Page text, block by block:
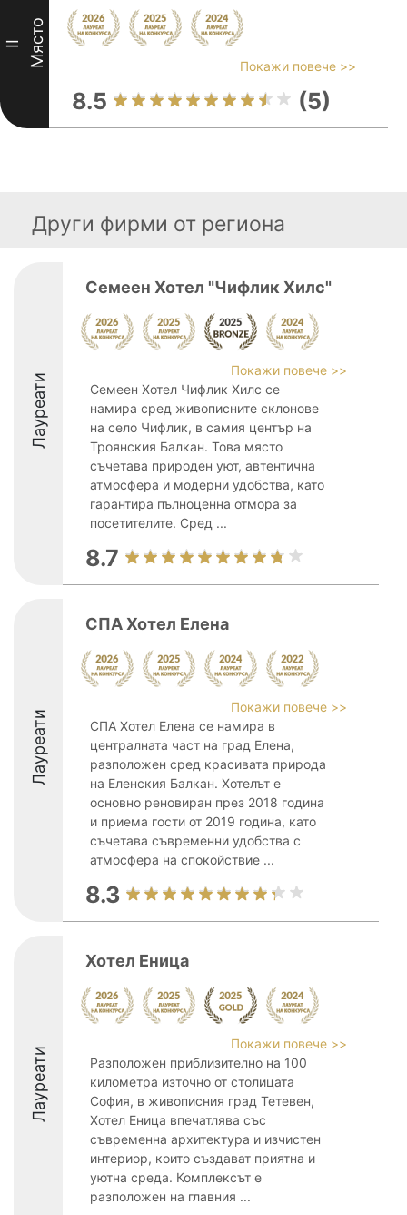
II Място Покажи повече >>
8.5 (5)
Други фирми от региона
Лауреати
Семеен Хотел "Чифлик Хилс"
Покажи повече >>
Семеен Хотел Чифлик Хилс се
намира сред живописните склонове
на село Чифлик, в самия център на
Троянския Балкан. Това място
съчетава природен уют, автентична
атмосфера и модерни удобства, като
гарантира пълноценна отмора за
посетителите. Сред ...
8.7
Лауреати
СПА Хотел Елена
Покажи повече >>
СПА Хотел Елена се намира в
централната част на град Елена,
разположен сред красивата природа
на Еленския Балкан. Хотелът е
основно реновиран през 2018 година
и приема гости от 2019 година, като
съчетава съвременни удобства с
атмосфера на спокойствие ...
8.3
Лауреати
Хотел Еница
Покажи повече >>
Разположен приблизително на 100
километра източно от столицата
София, в живописния град Тетевен,
Хотел Еница впечатлява със
съвременна архитектура и изчистен
интериор, които създават приятна и
уютна среда. Комплексът е
разположен на главния ...